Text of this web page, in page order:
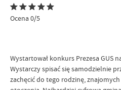
Ocena 0/5
Wystartował konkurs Prezesa GUS
Wystarczy spisać się samodzielnie
zachęcić do tego rodzinę,